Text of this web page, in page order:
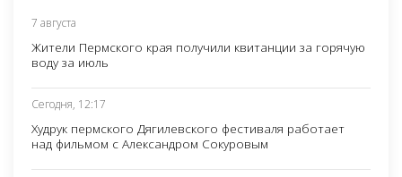
7 августа
Жители Пермского края получили квитанции за горячую
воду за июль
Сегодня, 12:17
Худрук пермского Дягилевского фестиваля работает
над фильмом с Александром Сокуровым